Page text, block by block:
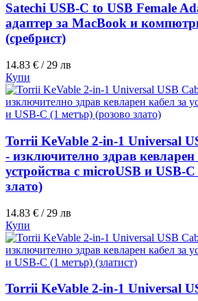
Satechi USB-C to USB Female
адаптер за MacBook и
(сребрист)
14.83 € / 29 лв
Купи
Torrii KeVable 2-in-1 Universal
- изключително здрав кевларен
устройства с microUSB и USB-
злато)
14.83 € / 29 лв
Купи
Torrii KeVable 2-in-1 Universal